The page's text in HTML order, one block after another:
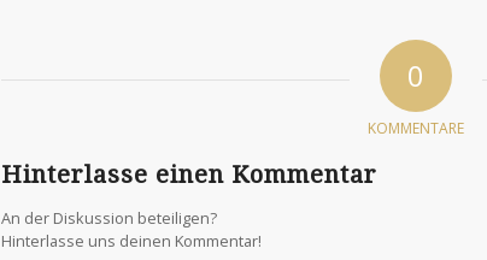
services
support
a
therapeutic
0
KOMMENTARE
Hinterlasse einen Kommentar
An der Diskussion beteiligen?
Hinterlasse uns deinen Kommentar!